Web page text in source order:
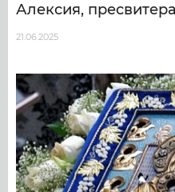
Алексия,
21.06.2025